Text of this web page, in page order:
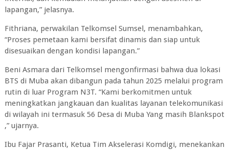
lapangan,” jelasnya.
Fithriana, perwakilan Telkomsel Sumsel, menambahkan,
“Proses pemetaan kami bersifat dinamis dan siap untuk
disesuaikan dengan kondisi lapangan.”
Beni Asmara dari Telkomsel mengonfirmasi bahwa dua lokasi
BTS di Muba akan dibangun pada tahun 2025 melalui program
rutin di luar Program N3T. “Kami berkomitmen untuk
meningkatkan jangkauan dan kualitas layanan telekomunikasi
di wilayah ini termasuk 56 Desa di Muba Yang masih Blankspot
,” ujarnya.
Ibu Fajar Prasanti, Ketua Tim Akselerasi Komdigi, menekankan